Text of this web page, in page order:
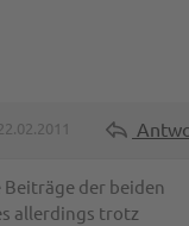
der beiden
allerdings trotz